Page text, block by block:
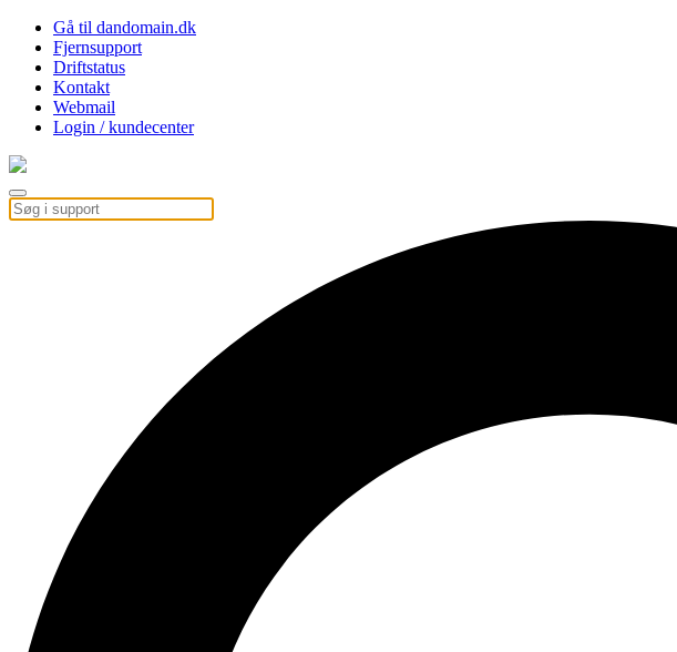
Gå til dandomain.dk
Fjernsupport
Driftstatus
Kontakt
Webmail
Login / kundecenter